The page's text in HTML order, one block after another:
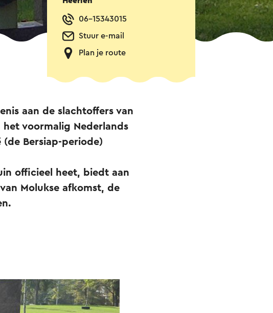
06-15343015
Stuur e-mail
Plan je route
aan de slachtoffers van
voormalig Nederlands
(de Bersiap-periode)
officieel heet, biedt aan
Molukse afkomst, de